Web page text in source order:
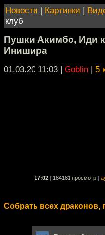
Новости | Картинки |
клуб
Пушки Акимбо, Иди
Инишира
01.03.20 11:03 | Goblin | 5
17:02 184181 просмотр
Собрать всех драконов,